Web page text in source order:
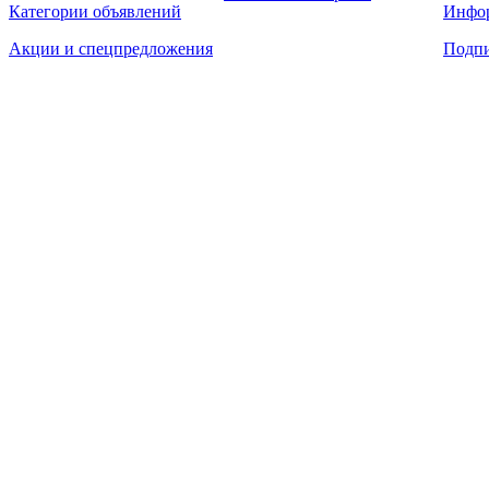
Категории объявлений
Акции и спецпредложения